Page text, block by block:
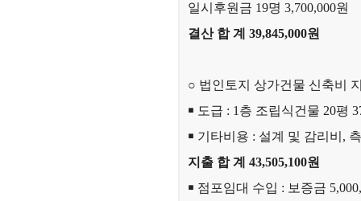
일시후원금 19명 3,700,000원
결산 합 계 39,845,000원
○ 법인토지 상가건물 신축비
￭ 도급 : 1층 조립식건물 20평
￭ 기타비용 : 설계 및 감리비,
지출 합 계 43,505,100원
￭ 점포임대 수입 : 보증금